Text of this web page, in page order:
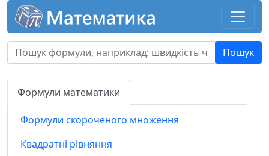
Формули математики
Формули скороченого множення
Квадратні рівняння